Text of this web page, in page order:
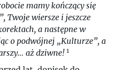
mamy kończący się
Twoje wiersze i jeszcze
a następne w
o podwójnej „Kulturze”, a
aż dziwne! 1